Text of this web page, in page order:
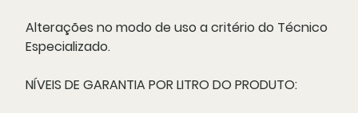
Alterações no modo de uso a critério do Técnico
Especializado.
NÍVEIS DE GARANTIA POR LITRO DO PRODUTO: